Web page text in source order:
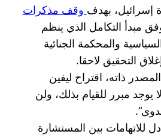
إسرائيل، بهدف وقف مذكرات
مبدأ التكامل الذي ينظم
والمحكمة الجنائية
التحقيق لاحقا.
ذاته، اقتراح ليفين
يوجد مبرر للقيام بذلك، ولن
للاتهامات بين المستشارة